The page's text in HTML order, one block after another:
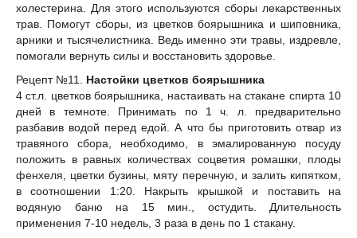
холестерина. Для этого используются сборы лекарственных
трав. Помогут сборы, из цветков боярышника и шиповника,
арники и тысячелистника. Ведь именно эти травы, издревле,
помогали вернуть силы и восстановить здоровье.
Рецепт №11. Настойки цветков боярышника
4 ст.л. цветков боярышника, настаивать на стакане спирта 10
дней в темноте. Принимать по 1 ч. л. предварительно
разбавив водой перед едой. А что бы приготовить отвар из
травяного сбора, необходимо, в эмалированную посуду
положить в равных количествах соцветия ромашки, плоды
фенхеля, цветки бузины, мяту перечную, и залить кипятком,
в соотношении 1:20. Накрыть крышкой и поставить на
водяную баню на 15 мин., остудить. Длительность
применения 7-10 недель, 3 раза в день по 1 стакану.